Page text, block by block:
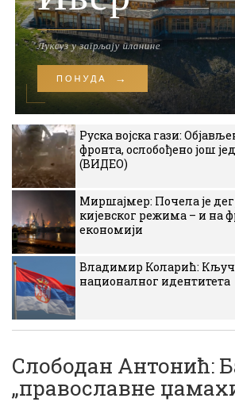
Руска војска гази:
фронта, ослобођено још
(ВИДЕО)
Миршајмер: Почела је
кијевског режима – и на
економији
Владимир Коларић:
националног идентитета
Слободан Антонић:
„православне